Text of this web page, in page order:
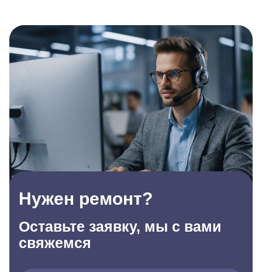
Нужен ремонт?
Оставьте заявку, мы с вами
свяжемся